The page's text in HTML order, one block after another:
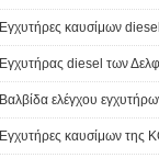
Εγχυτήρες καυσίμων
Εγχυτήρας diesel των
Βαλβίδα ελέγχου
Εγχυτήρες καυσίμων της